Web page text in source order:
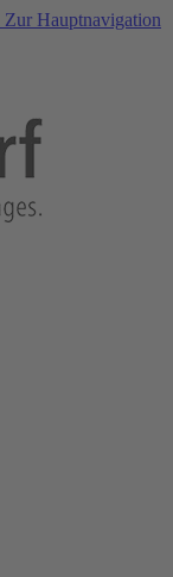
Zur Hauptnavigation